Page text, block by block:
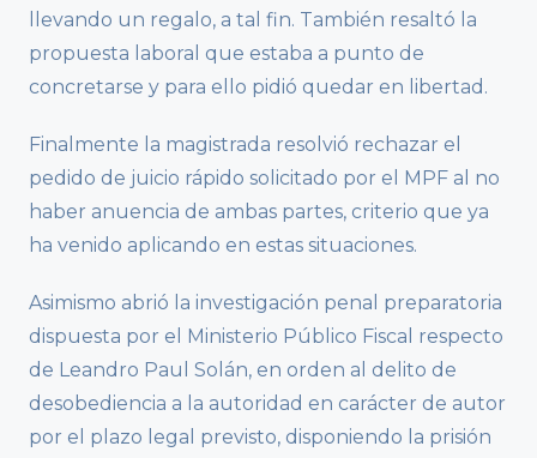
llevando un regalo, a tal fin. También resaltó la
propuesta laboral que estaba a punto de
concretarse y para ello pidió quedar en libertad.
Finalmente la magistrada resolvió rechazar el
pedido de juicio rápido solicitado por el MPF al no
haber anuencia de ambas partes, criterio que ya
ha venido aplicando en estas situaciones.
Asimismo abrió la investigación penal preparatoria
dispuesta por el Ministerio Público Fiscal respecto
de Leandro Paul Solán, en orden al delito de
desobediencia a la autoridad en carácter de autor
por el plazo legal previsto, disponiendo la prisión